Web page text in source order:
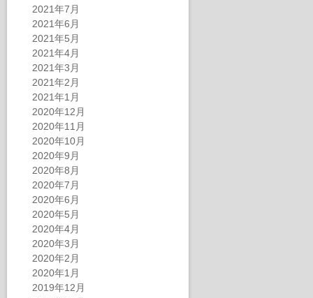
2021年7月
2021年6月
2021年5月
2021年4月
2021年3月
2021年2月
2021年1月
2020年12月
2020年11月
2020年10月
2020年9月
2020年8月
2020年7月
2020年6月
2020年5月
2020年4月
2020年3月
2020年2月
2020年1月
2019年12月